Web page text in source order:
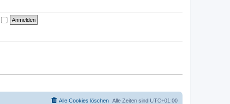
g
i
Alle Zeiten sind UTC+01:00
Alle Cookies löschen